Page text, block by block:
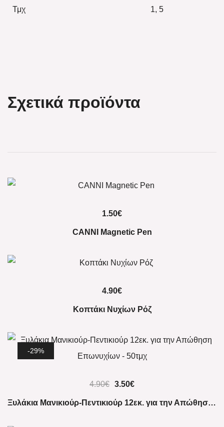
Τμχ 1, 5
Σχετικά προϊόντα
1.50€
CANNI Magnetic Pen
4.90€
Κοπτάκι Νυχίων Ρόζ
-29%
4.90€ Original
price
3.50€Η
τρέχουσα
Ξυλάκια Μανικιούρ-Πεντικιούρ 12εκ. για την Απώθηση Επωνυχίων – 50τμχ